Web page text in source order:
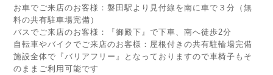
お車でご来店のお客様：磐田駅より見付線を南に車で３分（無
料の共有駐車場完備）
バスでご来店のお客様：『御殿下』で下車、南へ徒歩2分
自転車やバイクでご来店のお客様：屋根付きの共有駐輪場完備
施設全体で『バリアフリー』となっておりますので車椅子もそ
のままご利用可能です